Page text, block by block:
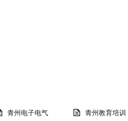
青州电子电气 青州教育培训